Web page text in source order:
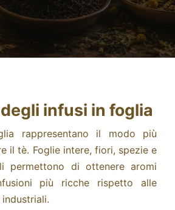
infusi in foglia
rappresentano il modo più
il tè. Foglie intere, fiori, spezie e
permettono di ottenere aromi
più ricche rispetto alle